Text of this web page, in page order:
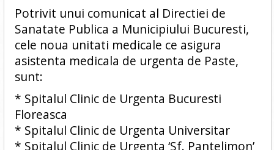
Potrivit unui comunicat al Directiei de
Sanatate Publica a Municipiului Bucuresti,
cele noua unitati medicale ce asigura
asistenta medicala de urgenta de Paste,
sunt:
* Spitalul Clinic de Urgenta Bucuresti
Floreasca
* Spitalul Clinic de Urgenta Universitar
* Spitalul Clinic de Urgenta ‘Sf. Pantelimon’